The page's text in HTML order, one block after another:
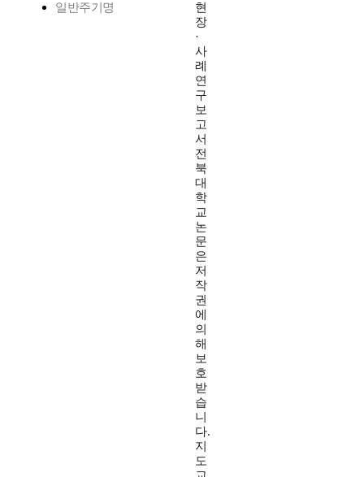
일반주기명
현
장
·
사
례
연
구
보
고
서
전
북
대
학
교
논
문
은
저
작
권
에
의
해
보
호
받
습
니
다.
지
도